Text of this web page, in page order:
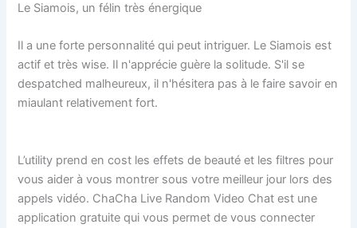
Le Siamois, un félin très énergique
Il a une forte personnalité qui peut intriguer. Le Siamois est
actif et très wise. Il n'apprécie guère la solitude. S'il se
despatched malheureux, il n'hésitera pas à le faire savoir en
miaulant relativement fort.
L’utility prend en cost les effets de beauté et les filtres pour
vous aider à vous montrer sous votre meilleur jour lors des
appels vidéo. ChaCha Live Random Video Chat est une
application gratuite qui vous permet de vous connecter